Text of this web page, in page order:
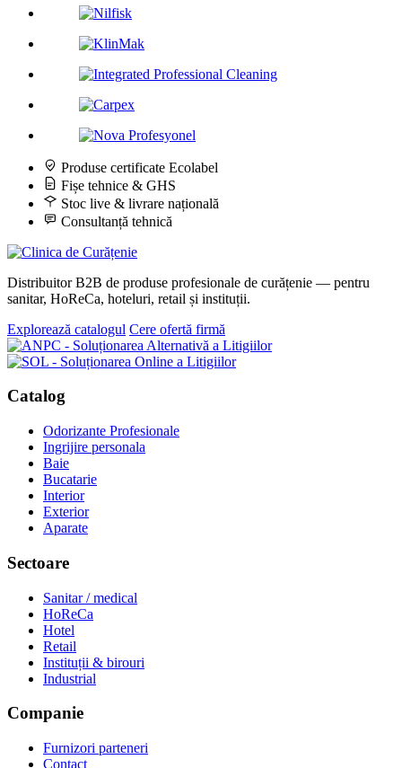
Produse certificate Ecolabel
Fișe tehnice & GHS
Stoc live & livrare națională
Consultanță tehnică
Distribuitor B2B de produse profesionale de curățenie — pentru
sanitar, HoReCa, hoteluri, retail și instituții.
Explorează catalogul Cere ofertă firmă
Catalog
Odorizante Profesionale
Ingrijire personala
Baie
Bucatarie
Interior
Exterior
Aparate
Sectoare
Sanitar / medical
HoReCa
Hotel
Retail
Instituții & birouri
Industrial
Companie
Furnizori parteneri
Contact